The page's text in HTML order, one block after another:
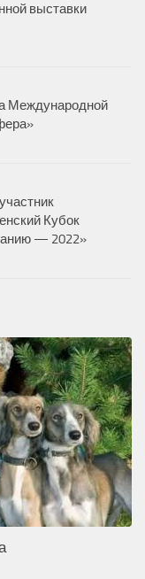
выставки
Международной
Кубок
— 2022»